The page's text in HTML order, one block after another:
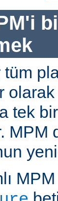
tüm
tek
MPM